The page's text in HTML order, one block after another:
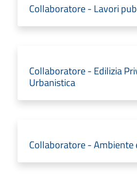
Collaboratore - Lavori
Collaboratore - Edilizia
Urbanistica
Collaboratore - Ambiente